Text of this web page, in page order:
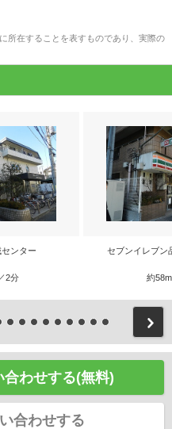
所在することを表すものであり、実際の
ンター
2分
セブンイレブン
約
合わせする(無料)
合わせする